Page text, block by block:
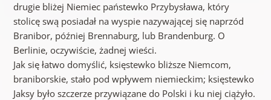
drugie bliżej Niemiec państewko Przybysława, który
stolicę swą posiadał na wyspie nazywającej się naprzód
Branibor, później Brennaburg, lub Brandenburg. O
Berlinie, oczywiście, żadnej wieści.
Jak się łatwo domyślić, księstewko bliższe Niemcom,
braniborskie, stało pod wpływem niemieckim; księstewko
Jaksy było szczerze przywiązane do Polski i ku niej ciążyło.